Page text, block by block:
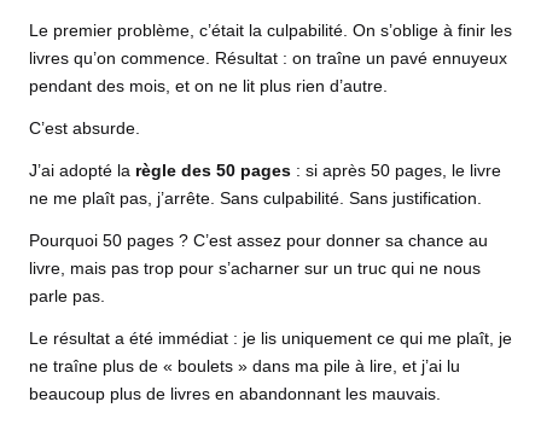
Le premier problème, c’était la culpabilité. On s’oblige à finir les
livres qu’on commence. Résultat : on traîne un pavé ennuyeux
pendant des mois, et on ne lit plus rien d’autre.
C’est absurde.
J’ai adopté la règle des 50 pages : si après 50 pages, le livre
ne me plaît pas, j’arrête. Sans culpabilité. Sans justification.
Pourquoi 50 pages ? C’est assez pour donner sa chance au
livre, mais pas trop pour s’acharner sur un truc qui ne nous
parle pas.
Le résultat a été immédiat : je lis uniquement ce qui me plaît, je
ne traîne plus de « boulets » dans ma pile à lire, et j’ai lu
beaucoup plus de livres en abandonnant les mauvais.